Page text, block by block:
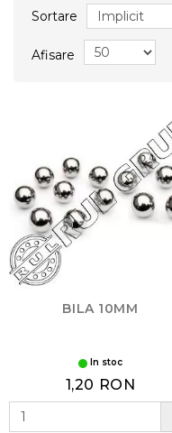
Sortare
Afisare
BILA 10MM
In stoc
1,20 RON